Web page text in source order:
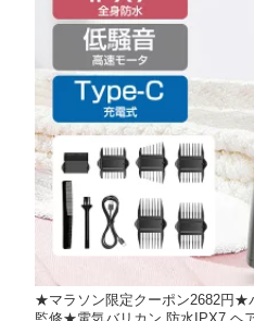
★マラソン限定クーポン2682円